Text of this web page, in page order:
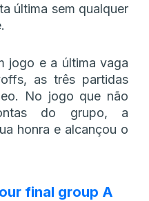
última sem qualquer
jogo e a última vaga
as três partidas
No jogo que não
do grupo, a
honra e alcançou o
final group A